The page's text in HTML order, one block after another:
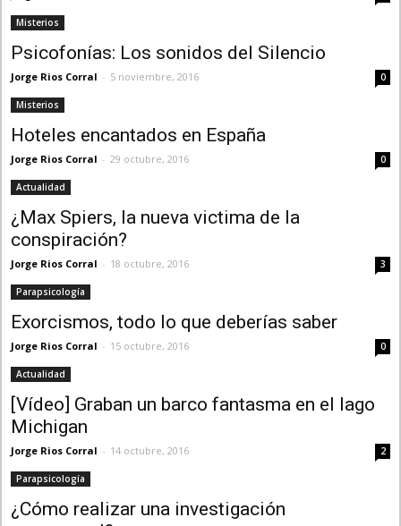
Misterios
Psicofonías: Los sonidos del Silencio
Jorge Rios Corral - 5 noviembre, 2016 0
Misterios
Hoteles encantados en España
Jorge Rios Corral - 29 octubre, 2016 0
Actualidad
¿Max Spiers, la nueva victima de la
conspiración?
Jorge Rios Corral - 18 octubre, 2016 3
Parapsicología
Exorcismos, todo lo que deberías saber
Jorge Rios Corral - 15 octubre, 2016 0
Actualidad
[Vídeo] Graban un barco fantasma en el lago
Michigan
Jorge Rios Corral - 14 octubre, 2016 2
Parapsicología
¿Cómo realizar una investigación